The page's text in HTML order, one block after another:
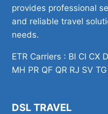
provides professional
and reliable travel
needs.
ETR Carriers : BI CI CX
MH PR QF QR RJ SV
DSL TRAVEL